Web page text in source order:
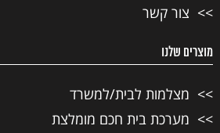
צור קשר
מוצרים שלנו
מצלמות לבית/למשרד
מערכת בית חכם מומלצת